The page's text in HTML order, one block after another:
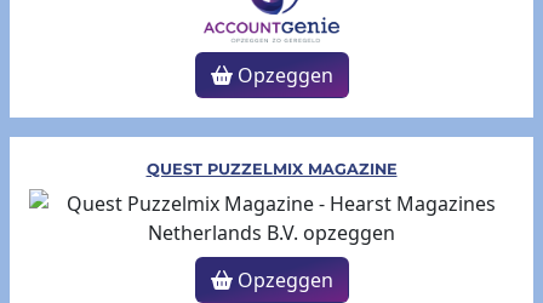
Opzeggen
QUEST PUZZELMIX MAGAZINE
Opzeggen